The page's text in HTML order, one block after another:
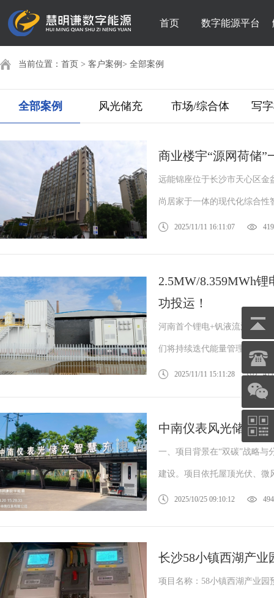
首页 数字能源平台
当前位置： 首页 > 客户案例 > 全部案例
全部案例 风光储充 市场/综合体 写
商业楼宇“源网荷储”
远能锦座位于长沙市天心区金
尚居家于一体的现代化综合
2025/11/11 16:11:07
2.5MW/8.359MWh
功投运！
河南首个锂电+钒液流混合储
们将持续迭代能量管理算法
2025/11/11 15:11:28
中南仪表风光储充
一、项目背景在“双碳”战略与
建设。项目依托屋顶光伏、微
2025/10/25 09:10:12
长沙58小镇西湖产业
项目名称：58小镇西湖产业
鑫腾越LXSF电子远传智能水表